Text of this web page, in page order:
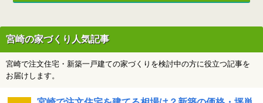
宮崎の家づくり人気記事
宮崎で注文住宅・新築一戸建ての家づくりを検討中の方に役立つ記事を
お届けします。